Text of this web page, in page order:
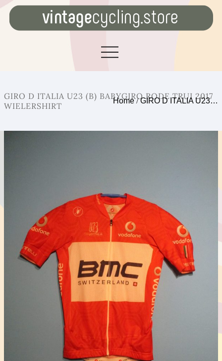
GIRO D ITALIA U23 (B) BABYGIRO RODE TRUI 2017
WIELERSHIRT
Home/GIRO D ITALIA U23…